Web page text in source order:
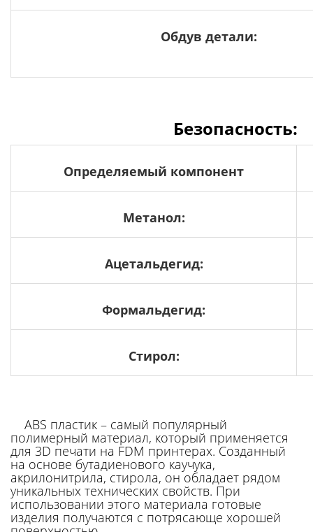
Обдув детали:
Безопасность:
Определяемый компонент
Метанол:
Ацетальдегид:
Формальдегид:
Стирол:
ABS пластик – самый популярный
полимерный материал, который применяется
для 3D печати на FDM принтерах. Созданный
на основе бутадиенового каучука,
акрилонитрила, стирола, он обладает рядом
уникальных технических свойств. При
использовании этого материала готовые
изделия получаются с потрясающе хорошей